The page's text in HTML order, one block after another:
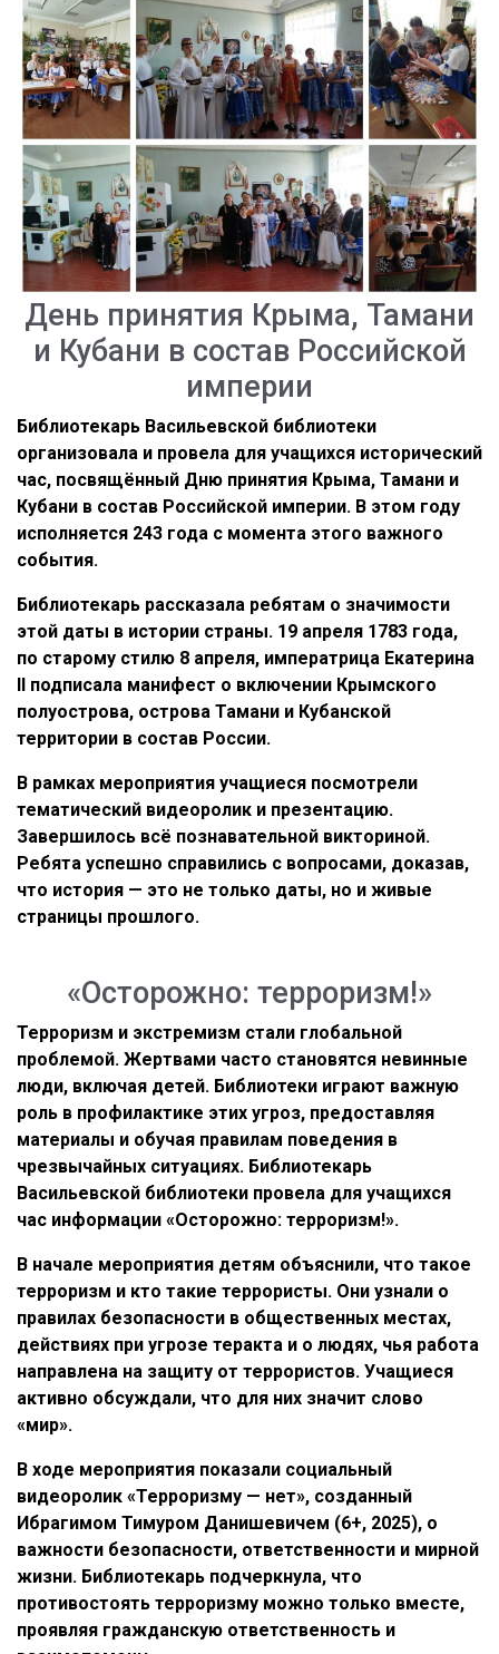
День принятия Крыма, Тамани
и Кубани в состав Российской
империи
Библиотекарь Васильевской библиотеки
организовала и провела для учащихся исторический
час, посвящённый Дню принятия Крыма, Тамани и
Кубани в состав Российской империи. В этом году
исполняется 243 года с момента этого важного
события.
Библиотекарь рассказала ребятам о значимости
этой даты в истории страны. 19 апреля 1783 года,
по старому стилю 8 апреля, императрица Екатерина
II подписала манифест о включении Крымского
полуострова, острова Тамани и Кубанской
территории в состав России.
В рамках мероприятия учащиеся посмотрели
тематический видеоролик и презентацию.
Завершилось всё познавательной викториной.
Ребята успешно справились с вопросами, доказав,
что история — это не только даты, но и живые
страницы прошлого.
«Осторожно: терроризм!»
Терроризм и экстремизм стали глобальной
проблемой. Жертвами часто становятся невинные
люди, включая детей. Библиотеки играют важную
роль в профилактике этих угроз, предоставляя
материалы и обучая правилам поведения в
чрезвычайных ситуациях. Библиотекарь
Васильевской библиотеки провела для учащихся
час информации «Осторожно: терроризм!».
В начале мероприятия детям объяснили, что такое
терроризм и кто такие террористы. Они узнали о
правилах безопасности в общественных местах,
действиях при угрозе теракта и о людях, чья работа
направлена на защиту от террористов. Учащиеся
активно обсуждали, что для них значит слово
«мир».
В ходе мероприятия показали социальный
видеоролик «Терроризму — нет», созданный
Ибрагимом Тимуром Данишевичем (6+, 2025), о
важности безопасности, ответственности и мирной
жизни. Библиотекарь подчеркнула, что
противостоять терроризму можно только вместе,
проявляя гражданскую ответственность и